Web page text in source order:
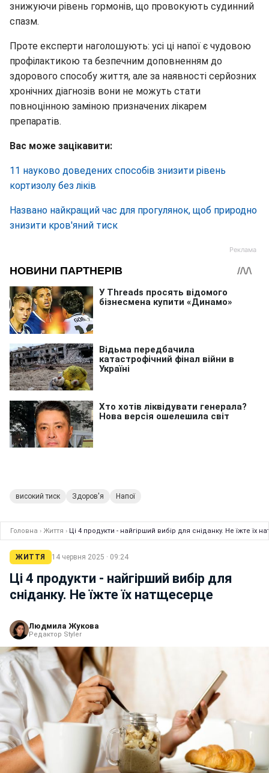
знижуючи рівень гормонів, що провокують судинний
спазм.
Проте експерти наголошують: усі ці напої є чудовою
профілактикою та безпечним доповненням до
здорового способу життя, але за наявності серйозних
хронічних діагнозів вони не можуть стати
повноцінною заміною призначених лікарем
препаратів.
Вас може зацікавити:
11 науково доведених способів знизити рівень
кортизолу без ліків
Названо найкращий час для прогулянок, щоб природно
знизити кров'яний тиск
високий тиск Здоров'я Напої
Головна › Життя › Ці 4 продукти - найгірший вибір для сніданку. Не їжте їх
ЖИТТЯ 14 червня 2025 · 09:24
Ці 4 продукти - найгірший вибір для
сніданку. Не їжте їх натщесерце
Людмила Жукова
Редактор Styler